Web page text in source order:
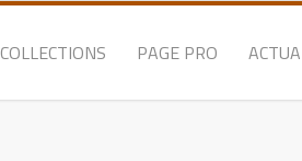
COLLECTIONS PAGE PRO